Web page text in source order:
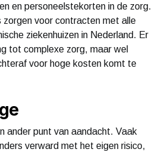
en personeelstekorten in de zorg.
zorgen voor contracten met alle
ziekenhuizen in Nederland. Er
tot complexe zorg, maar wel
voor hoge kosten komt te
ander punt van aandacht. Vaak
verward met het eigen risico,